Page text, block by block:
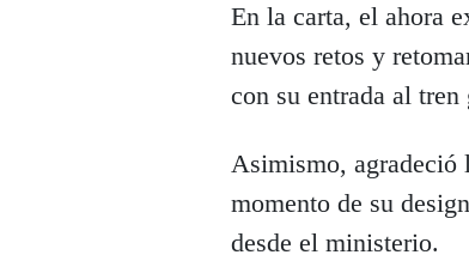
En la carta, el ahora
nuevos retos y
con su entrada al tren
Asimismo, agradeció
momento de su
desde el ministerio.